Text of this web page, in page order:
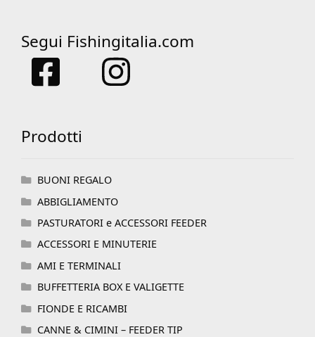
Segui Fishingitalia.com
Prodotti
BUONI REGALO
ABBIGLIAMENTO
PASTURATORI e ACCESSORI FEEDER
ACCESSORI E MINUTERIE
AMI E TERMINALI
BUFFETTERIA BOX E VALIGETTE
FIONDE E RICAMBI
CANNE & CIMINI – FEEDER TIP